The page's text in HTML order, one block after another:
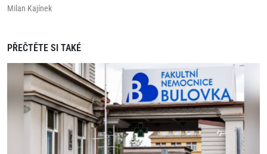
Milan Kajínek
PŘEČTĚTE SI TAKÉ